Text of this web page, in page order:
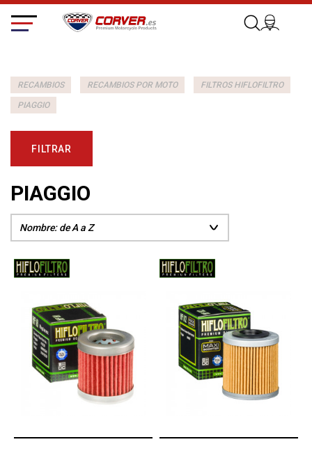
RECAMBIOS RECAMBIOS POR MOTO FILTROS HIFLOFILTRO
PIAGGIO
FILTRAR
PIAGGIO